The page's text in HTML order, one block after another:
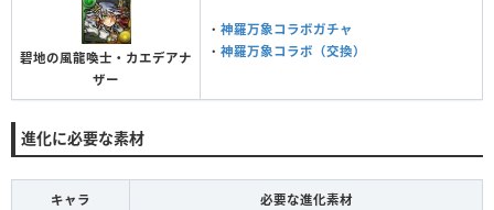
碧地の風龍喚士・カエデアナ
ザー
・ 神羅万象コラボガチャ
・ 神羅万象コラボ（交換）
進化に必要な素材
キャラ 必要な進化素材